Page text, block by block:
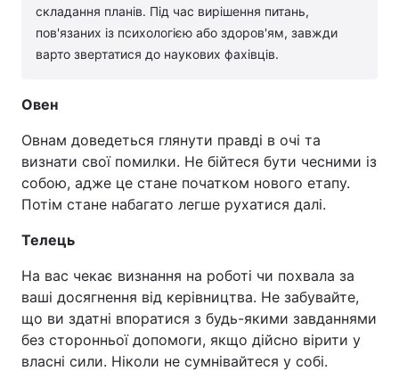
складання планів. Під час вирішення питань,
пов'язаних із психологією або здоров'ям, завжди
варто звертатися до наукових фахівців.
Овен
Овнам доведеться глянути правді в очі та
визнати свої помилки. Не бійтеся бути чесними із
собою, адже це стане початком нового етапу.
Потім стане набагато легше рухатися далі.
Телець
На вас чекає визнання на роботі чи похвала за
ваші досягнення від керівництва. Не забувайте,
що ви здатні впоратися з будь-якими завданнями
без сторонньої допомоги, якщо дійсно вірити у
власні сили. Ніколи не сумнівайтеся у собі.